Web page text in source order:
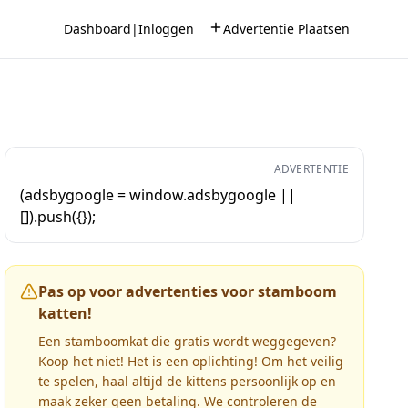
Dashboard |Inloggen Advertentie Plaatsen
ADVERTENTIE
(adsbygoogle = window.adsbygoogle ||
[]).push({});
Pas op voor advertenties voor stamboom
katten!
Een stamboomkat die gratis wordt weggegeven?
Koop het niet! Het is een oplichting! Om het veilig
te spelen, haal altijd de kittens persoonlijk op en
maak zeker geen betaling. We controleren de